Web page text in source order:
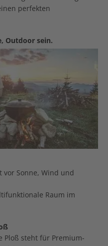
perfekten
Outdoor sein.
vor Sonne, Wind und
Raum im
Ploß steht für Premium-